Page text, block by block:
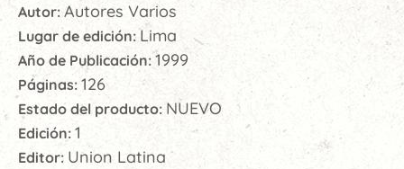
Autor: Autores Varios
Lugar de edición: Lima
Año de Publicación: 1999
Páginas: 126
Estado del producto: NUEVO
Edición: 1
Editor: Union Latina